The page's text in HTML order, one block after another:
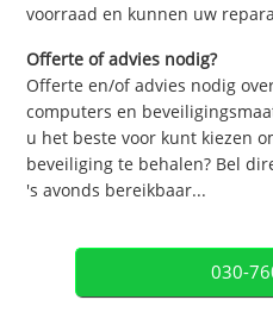
voorraad en kunnen uw
Offerte of advies nodig?
Offerte en/of advies nodig
computers en
u het beste voor kunt kiezen
beveiliging te behalen? Bel
's avonds bereikbaar...
030-